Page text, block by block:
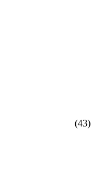
(43)